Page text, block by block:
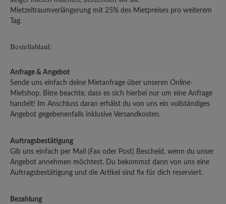
Mietzeitraumverlängerung mit 25% des Mietpreises pro weiterem
Tag.
Bestellablauf:
Anfrage & Angebot
Sende uns einfach deine Mietanfrage über unseren Online-
Mietshop. Bitte beachte, dass es sich hierbei nur um eine Anfrage
handelt! Im Anschluss daran erhälst du von uns ein vollständiges
Angebot gegebenenfalls inklusive Versandkosten.
Auftragsbestätigung
Gib uns einfach per Mail (Fax oder Post) Bescheid, wenn du unser
Angebot annehmen möchtest. Du bekommst dann von uns eine
Auftragsbestätigung und die Artikel sind fix für dich reserviert.
Bezahlung